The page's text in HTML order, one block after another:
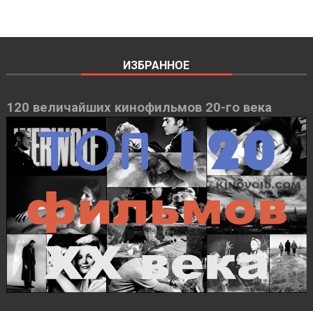
ИЗБРАННОЕ
120 величайших кинофильмов 20-го века